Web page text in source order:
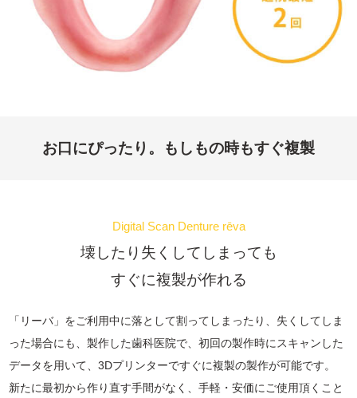
お口にぴったり。もしもの時もすぐ複製
Digital Scan Denture rēva
壊したり失くしてしまっても
すぐに複製が作れる
「リーバ」をご利用中に落として割ってしまったり、失くしてしま
った場合にも、製作した歯科医院で、初回の製作時にスキャンした
データを用いて、3Dプリンターですぐに複製の製作が可能です。
新たに最初から作り直す手間がなく、手軽・安価にご使用頂くこと